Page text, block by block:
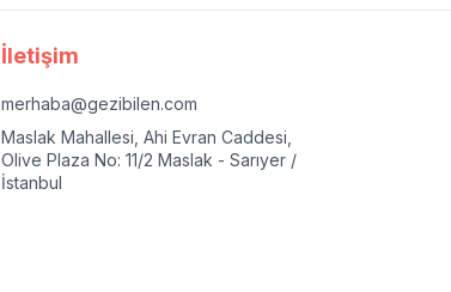
İletişim
merhaba@gezibilen.com
Maslak Mahallesi, Ahi Evran Caddesi,
Olive Plaza No: 11/2 Maslak - Sarıyer /
İstanbul